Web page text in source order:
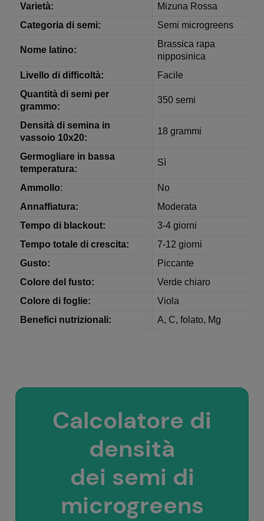
Varietà:
Mizuna Rossa
Categoria di semi:
Semi microgreens
Nome latino:
Brassica rapa
nipposinica
Livello di difficoltà:
Facile
Quantità di semi per
grammo:
350 semi
Densità di semina in
vassoio 10x20:
18 grammi
Germogliare in bassa
temperatura:
Sì
Ammollo:
No
Annaffiatura:
Moderata
Tempo di blackout:
3-4 giorni
Tempo totale di crescita:
7-12 giorni
Gusto:
Piccante
Colore del fusto:
Verde chiaro
Colore di foglie:
Viola
Benefici nutrizionali:
A, C, folato, Mg
Calcolatore di
densità
dei semi di
microgreens